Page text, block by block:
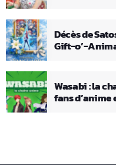
Décès de
Gift-o’-
Wasabi : la
fans d’anime